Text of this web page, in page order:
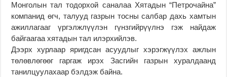
Монголын тал тодорхой саналаа Хятадын “Петрочайна”
компанид өгч, талууд газрын тосны салбар дахь хамтын
ажиллагааг үргэлжлүүлэн гүнзгийрүүлнэ гэж найдаж
байгаагаа хятадын тал илэрхийлэв.
Дээрх хурлаар яригдсан асуудлыг хэрэгжүүлэх ажлын
төлөвлөгөөг гаргаж ирэх Засгийн газрын хуралдаанд
танилцуулахаар бэлдэж байна.